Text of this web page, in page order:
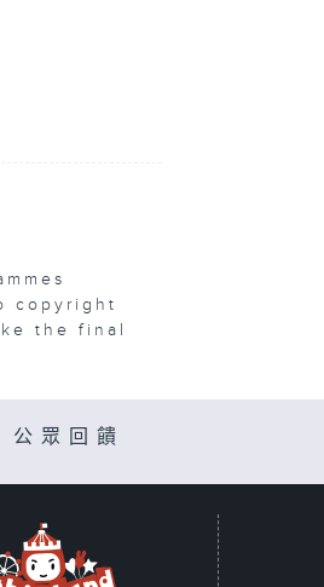
copyright
the final
公眾回饋